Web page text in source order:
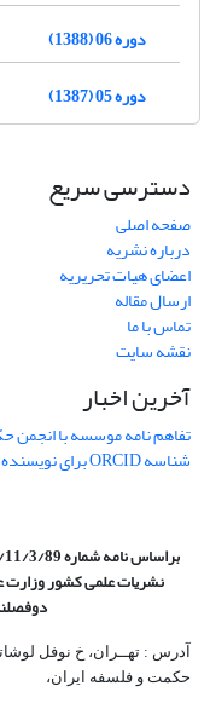
دوره 06 (1388)
دوره 05 (1387)
دسترسی سریع
صفحه اصلی
درباره نشریه
اعضای هیات تحریریه
ارسال مقاله
تماس با ما
نقشه سایت
آخرین اخبار
تفاهم نامه موسسه با انجمن
شناسه ORCID برای نویسنده مسئول
براساس نامه شماره 26953/11/3/89 در جلسة مورخ 31/6/89 کمیسیون
نشریات علمی کشور وزارت
حکمت و فلسفه ایران،‌